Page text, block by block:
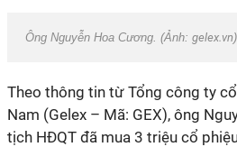
Ông Nguyễn Hoa Cương. (Ảnh: gelex.vn
Theo thông tin từ Tổng công ty
Nam (Gelex – Mã: GEX), ông
tịch HĐQT đã mua 3 triệu cổ